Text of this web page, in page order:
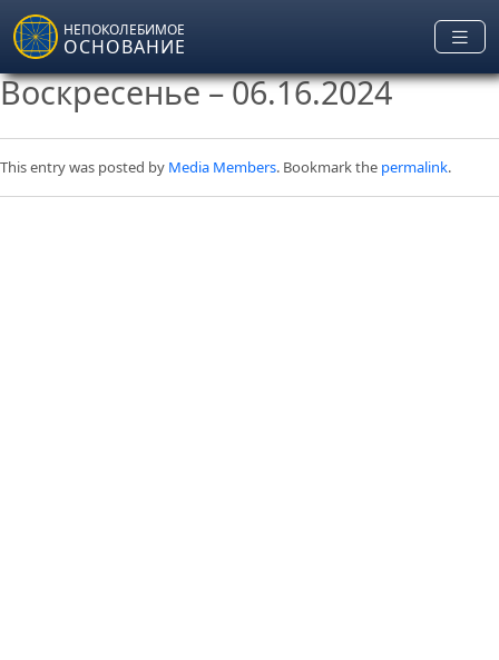
Skip to main content
НЕПОКОЛЕБИМОЕ
ОСНОВАНИЕ
Воскресенье – 06.16.2024
This entry was posted by Media Members. Bookmark the permalink.